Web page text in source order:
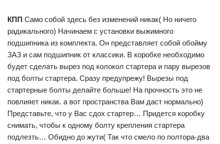
КПП Само собой здесь без изменений никак( Но ничего
радикального) Начинаем с установки выжимного
подшипника из комплекта. Он представляет собой обойму
ЗАЗ и сам подшипник от классики. В коробке необходимо
будет сделать вырез под колокол стартера и пару вырезов
под болты стартера. Сразу предупрежу! Вырезы под
стартерные болты делайте больше! На прочность это не
повлияет никак. а вот пространства Вам даст нормально)
Представьте, что у Вас сдох стартер… Придется коробку
снимать, чтобы к одному болту крепления стартера
подлезть… Обидно до жути( Так что смело по полтора-два